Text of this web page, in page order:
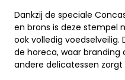
Dankzij de speciale
en brons is deze stempel
ook volledig
de horeca, waar branding
andere delicatessen